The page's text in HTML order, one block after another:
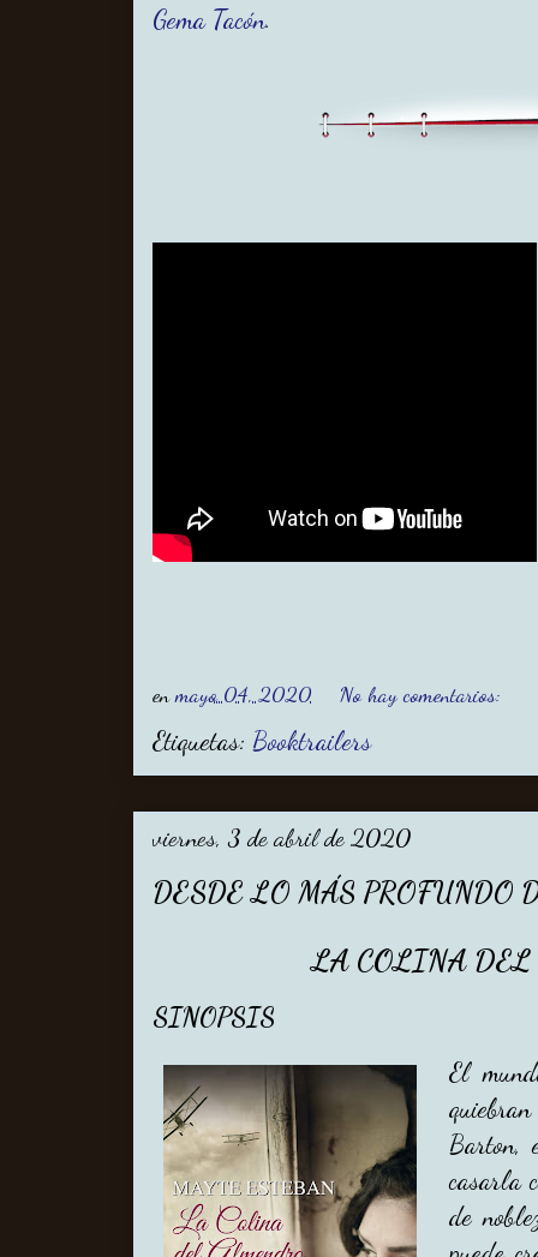
Gema Tacón.
enmayo 04, 2020 No hay comentarios:
Etiquetas: Booktrailers
viernes, 3 de abril de 2020
DESDE LO MÁS PROFUNDO
LA COLINA DEL
SINOPSIS
El
Barton,
casarla
de